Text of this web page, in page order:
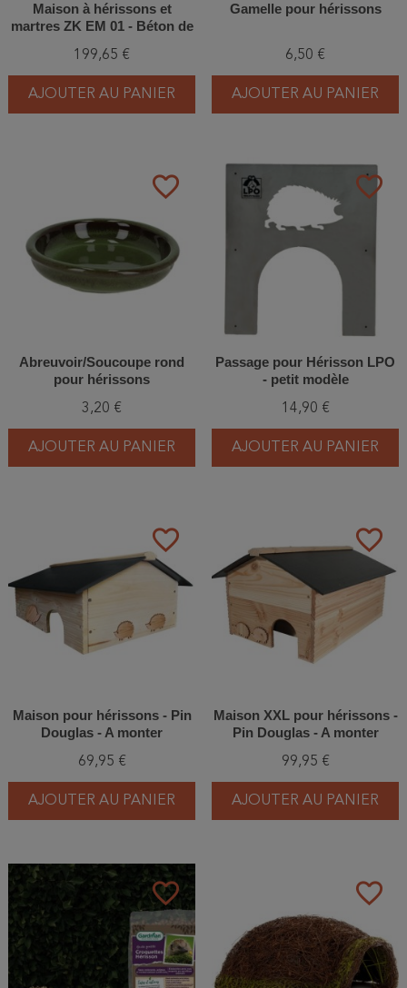
Maison à hérissons et
martres ZK EM 01 - Béton de
199,65 €
AJOUTER AU PANIER
Gamelle pour hérissons
6,50 €
AJOUTER AU PANIER
favorite_border
Abreuvoir/Soucoupe rond
pour hérissons
3,20 €
AJOUTER AU PANIER
favorite_border
Passage pour Hérisson LPO
- petit modèle
14,90 €
AJOUTER AU PANIER
favorite_border
Maison pour hérissons - Pin
Douglas - A monter
69,95 €
AJOUTER AU PANIER
favorite_border
Maison XXL pour hérissons -
Pin Douglas - A monter
99,95 €
AJOUTER AU PANIER
favorite_border favorite_border